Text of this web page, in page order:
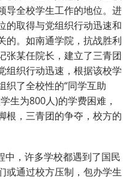
导全校学生工作的地位。进
的取得与党组织行动迅速和
的。如南通学院，抗战胜利
张某任院长，建立了三青团
组织行动迅速，根据该校学
织了全校性的“同学互助
生为800人)的学费困难，
根，三青团的争夺，校方的
中，许多学校都遇到了国民
或通过校方压制，包办学生